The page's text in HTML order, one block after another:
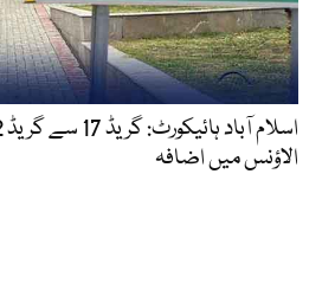
الاؤنس میں اضافہ